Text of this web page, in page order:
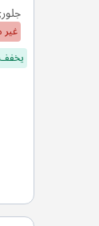
غير
يخفف